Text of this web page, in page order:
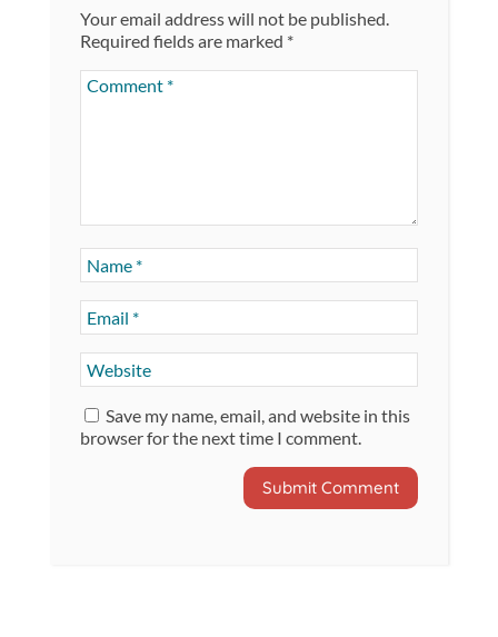
Your email address will not be published.
Required fields are marked *
Save my name, email, and website in this
browser for the next time I comment.